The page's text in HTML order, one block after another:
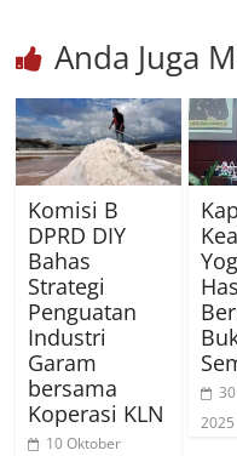
Anda Juga
Komisi B
DPRD DIY
Bahas
Strategi
Penguatan
Industri
Garam
bersama
Koperasi KLN
10 Oktober
2025